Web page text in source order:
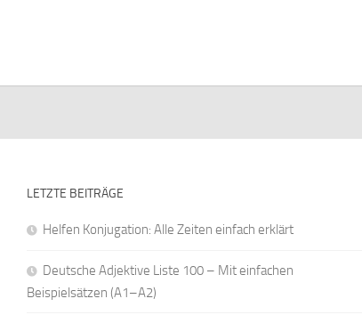
LETZTE BEITRÄGE
Helfen Konjugation: Alle Zeiten einfach erklärt
Deutsche Adjektive Liste 100 – Mit einfachen
Beispielsätzen (A1–A2)